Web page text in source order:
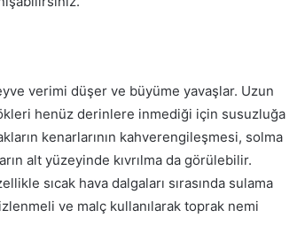
verimi düşer ve büyüme yavaşlar. Uzun
henüz derinlere inmediği için susuzluğa
kenarlarının kahverengileşmesi, solma
alt yüzeyinde kıvrılma da görülebilir.
sıcak hava dalgaları sırasında sulama
ve malç kullanılarak toprak nemi